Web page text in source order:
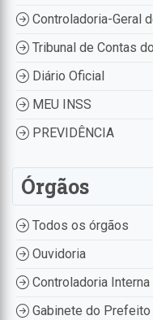
Controladoria-Geral
Tribunal de Contas
Diário Oficial
MEU INSS
PREVIDÊNCIA
Órgãos
Todos os órgãos
Ouvidoria
Controladoria Interna
Gabinete do Prefeito